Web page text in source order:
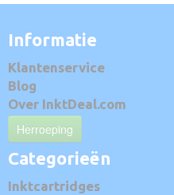
Informatie
Klantenservice
Blog
Over InktDeal.com
Herroeping
Categorieën
Inktcartridges